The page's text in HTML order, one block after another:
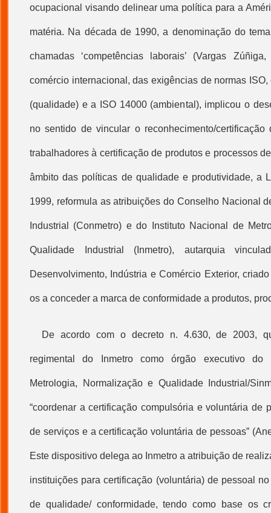
ocupacional visando delinear uma política para a
matéria. Na década de 1990, a denominação do
chamadas ‘competências laborais’ (Vargas
comércio internacional, das exigências de normas
(qualidade) e a ISO 14000 (ambiental), implicou o
no sentido de vincular o reconhecimento/certificação
trabalhadores à certificação de produtos e processos
âmbito das políticas de qualidade e produtividade, a
1999, reformula as atribuições do Conselho Nacional
Industrial (Conmetro) e do Instituto Nacional de
Qualidade Industrial (Inmetro), autarquia
Desenvolvimento, Indústria e Comércio Exterior,
os a conceder a marca de conformidade a produtos,
De acordo com o decreto n. 4.630, de 2003,
regimental do Inmetro como órgão executivo do
Metrologia, Normalização e Qualidade Industrial/
“coordenar a certificação compulsória e voluntária de
de serviços e a certificação voluntária de pessoas”
Este dispositivo delega ao Inmetro a atribuição de
instituições para certificação (voluntária) de pessoal
de qualidade/ conformidade, tendo como base os